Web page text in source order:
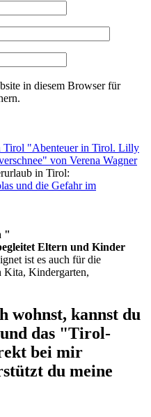
in diesem Browser für
in Tirol:
und die Gefahr im
"
Eltern und Kinder
ist es auch für die
Kita, Kindergarten,
wohnst, kannst du
das "Tirol-
bei mir
du meine